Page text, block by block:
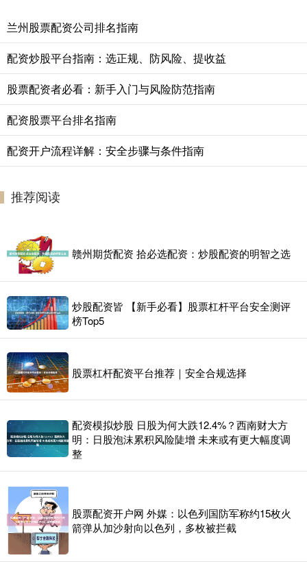
兰州股票配资公司排名指南
配资炒股平台指南：选正规、防风险、提收益
股票配资者必看：新手入门与风险防范指南
配资股票平台排名指南
配资开户流程详解：安全步骤与条件指南
推荐阅读
赣州期货配资 拾必选配资：炒股配资的明智之选
炒股配资皆 【新手必看】股票杠杆平台安全测评
榜Top5
股票杠杆配资平台推荐｜安全合规选择
配资模拟炒股 日股为何大跌12.4%？西南财大方
明：日股泡沫累积风险陡增 未来或有更大幅度调
整
股票配资开户网 外媒：以色列国防军称约15枚火
箭弹从加沙射向以色列，多枚被拦截